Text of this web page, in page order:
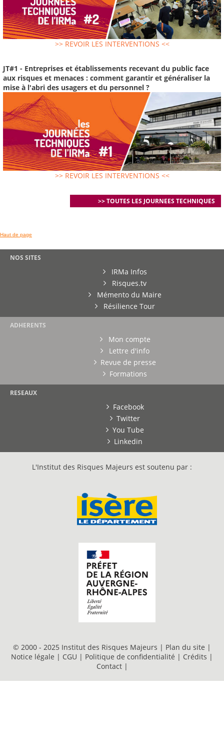
>> REVOIR LES INTERVENTIONS <<
JT#1 - Entreprises et établissements recevant du public face
aux risques et menaces : comment garantir et généraliser la
mise à l'abri des usagers et du personnel ?
>> REVOIR LES INTERVENTIONS <<
>> TOUTES LES JOURNEES TECHNIQUES
Haut de page
NOS SITES
IRMa Infos
Risques.tv
Mémento du Maire
Résilience Tour
ADHERENTS
Mon compte
Lettre d'info
Revue de presse
Formations
RESEAUX
Facebook
Twitter
You Tube
Linkedin
L'Institut des Risques Majeurs est soutenu par :
© 2000 - 2025 Institut des Risques Majeurs | Plan du site |
Notice légale | CGU | Politique de confidentialité | Crédits |
Contact |